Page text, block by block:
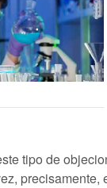
tipo de
precisamente,